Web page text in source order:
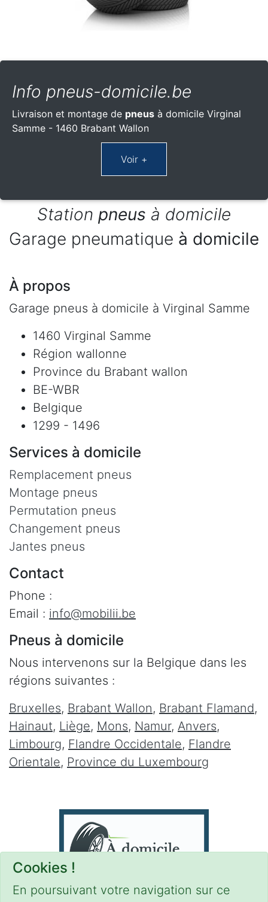
Cookies !
En poursuivant votre navigation sur ce
Info pneus-domicile.be
Livraison et montage de pneus à domicile Virginal
Samme - 1460 Brabant Wallon
Station pneus à domicile
Garage pneumatique à domicile
À propos
Garage pneus à domicile à Virginal Samme
1460 Virginal Samme
Région wallonne
Province du Brabant wallon
BE-WBR
Belgique
1299 - 1496
Services à domicile
Remplacement pneus
Montage pneus
Permutation pneus
Changement pneus
Jantes pneus
Contact
Phone :
Email : info@mobilii.be
Pneus à domicile
Nous intervenons sur la Belgique dans les
régions suivantes :
Bruxelles, Brabant Wallon, Brabant Flamand,
Hainaut, Liège, Mons, Namur, Anvers,
Limbourg, Flandre Occidentale, Flandre
Orientale, Province du Luxembourg